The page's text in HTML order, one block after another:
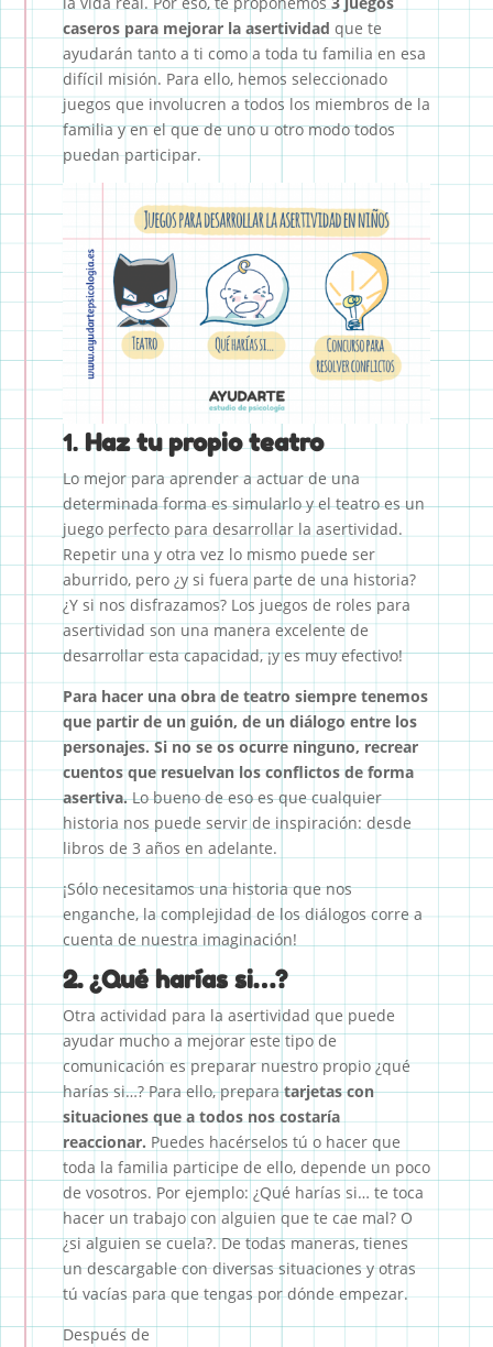
caseros para mejorar la asertividad que te
ayudarán tanto a ti como a toda tu familia en esa
difícil misión. Para ello, hemos seleccionado
juegos que involucren a todos los miembros de la
familia y en el que de uno u otro modo todos
puedan participar.
1.Haz tu propio teatro
Lo mejor para aprender a actuar de una
determinada forma es simularlo y el teatro es un
juego perfecto para desarrollar la asertividad.
Repetir una y otra vez lo mismo puede ser
aburrido, pero ¿y si fuera parte de una historia?
¿Y si nos disfrazamos? Los juegos de roles para
asertividad son una manera excelente de
desarrollar esta capacidad, ¡y es muy efectivo!
Para hacer una obra de teatro siempre tenemos
que partir de un guión, de un diálogo entre los
personajes. Si no se os ocurre ninguno, recrear
cuentos que resuelvan los conflictos de forma
asertiva.Lo bueno de eso es que cualquier
historia nos puede servir de inspiración: desde
libros de 3 años en adelante.
¡Sólo necesitamos una historia que nos
enganche, la complejidad de los diálogos corre a
cuenta de nuestra imaginación!
2. ¿Qué harías si…?
Otra actividad para la asertividad que puede
ayudar mucho a mejorar este tipo de
comunicación es preparar nuestro propio ¿qué
harías si…? Para ello, preparatarjetas con
situaciones que a todos nos costaría
reaccionar. Puedes hacérselos tú o hacer que
toda la familia participe de ello, depende un poco
de vosotros. Por ejemplo: ¿Qué harías si… te toca
hacer un trabajo con alguien que te cae mal? O
¿si alguien se cuela?. De todas maneras, tienes
un descargable con diversas situaciones y otras
tú vacías para que tengas por dónde empezar.
Después de